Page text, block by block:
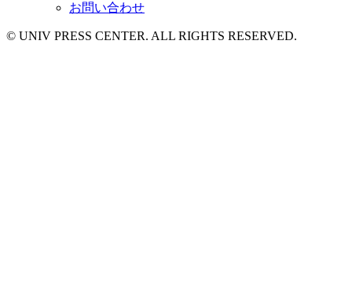
お問い合わせ
© UNIV PRESS CENTER. ALL RIGHTS RESERVED.